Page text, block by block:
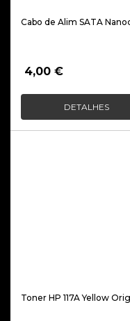
Cabo de Alim SATA
4,00 €
DETALHES
Toner HP 117A Yellow